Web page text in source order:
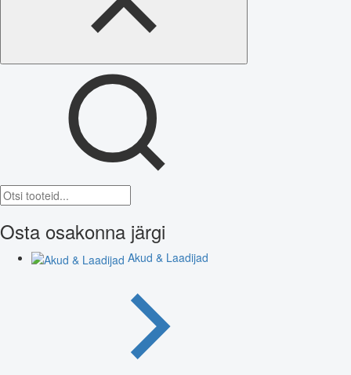
Osta osakonna järgi
Akud & Laadijad